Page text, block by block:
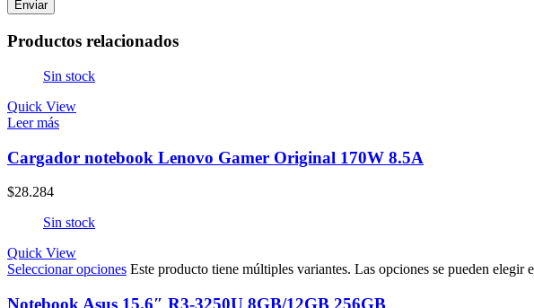
Productos relacionados
Sin stock
Quick View
Leer más
Cargador notebook Lenovo Gamer Original 170W 8.5A
$28.284
Sin stock
Quick View
Seleccionar opciones Este producto tiene múltiples variantes. Las opciones se pueden elegir
Notebook Asus 15.6″ R3-3250U 8GB/12GB 256GB